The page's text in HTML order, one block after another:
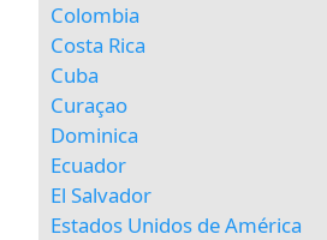
Colombia
Costa Rica
Cuba
Curaçao
Dominica
Ecuador
El Salvador
Estados Unidos de América